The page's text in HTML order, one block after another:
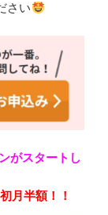
さい
がスタートし
月半額！！